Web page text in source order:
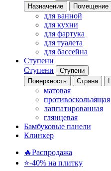
Назначение
Помещение
для ванной
для кухни
для фартука
для туалета
для бассейна
Ступени
Ступени
Ступени
Поверхность
Страна
матовая
противоскользящая
лаппатированная
глянцевая
Бамбуковые панели
Клинкер
🔥Распродажа
⭐-40% на плитку